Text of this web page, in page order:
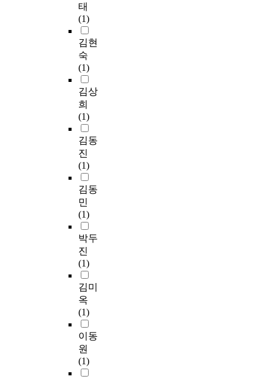
태
(1)
김현
숙
(1)
김상
희
(1)
김동
진
(1)
김동
민
(1)
박두
진
(1)
김미
옥
(1)
이동
원
(1)